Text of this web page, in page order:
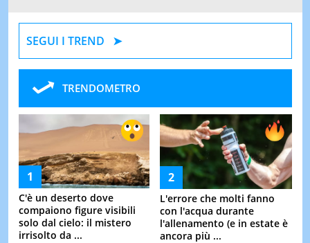
SEGUI I TREND
TRENDOMETRO
C'è un deserto dove
compaiono figure visibili
solo dal cielo: il mistero
irrisolto da ...
L'errore che molti fanno
con l'acqua durante
l'allenamento (e in estate è
ancora più ...